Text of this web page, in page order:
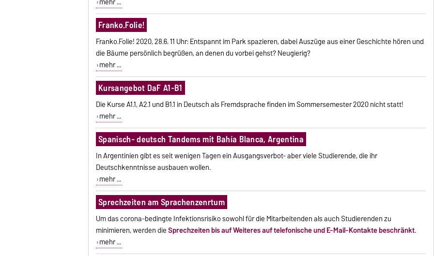
Franko.Folie!
Franko.Folie! 2020, 28.6. 11 Uhr: Entspannt im Park spazieren, dabei Auszüge aus einer Geschichte hören und
die Bäume persönlich begrüßen, an denen du vorbei gehst? Neugierig?
mehr ...
Kursangebot DaF A1-B1
Die Kurse A1.1, A2.1 und B1.1 in Deutsch als Fremdsprache finden im Sommersemester 2020 nicht statt!
mehr ...
Spanisch- deutsch Tandems mit Bahía Blanca, Argentina
In Argentinien gibt es seit wenigen Tagen ein Ausgangsverbot- aber viele Studierende, die ihr
Deutschkenntnisse ausbauen wollen.
mehr ...
Sprechzeiten am Sprachenzenrtum
Um das corona-bedingte Infektionsrisiko sowohl für die Mitarbeitenden als auch Studierenden zu
minimieren, werden dieSprechzeiten bis auf Weiteres auf telefonische und E-Mail-Kontakte beschränkt.
mehr ...